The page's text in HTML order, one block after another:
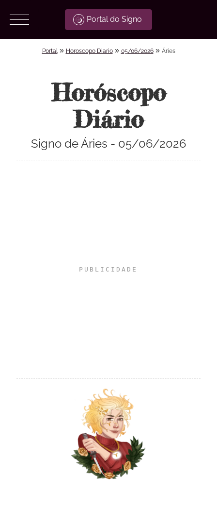
Portal do Signo
Portal » Horoscopo Diario» 05/06/2026» Áries
Horóscopo
Diário
Signo de Áries - 05/06/2026